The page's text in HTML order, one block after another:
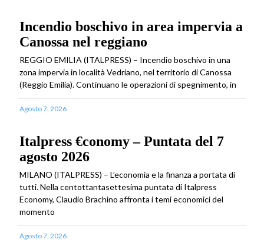
Incendio boschivo in area impervia a
Canossa nel reggiano
REGGIO EMILIA (ITALPRESS) – Incendio boschivo in una
zona impervia in località Vedriano, nel territorio di Canossa
(Reggio Emilia). Continuano le operazioni di spegnimento, in
Agosto 7, 2026
Italpress €conomy – Puntata del 7
agosto 2026
MILANO (ITALPRESS) – L’economia e la finanza a portata di
tutti. Nella centottantasettesima puntata di Italpress
Economy, Claudio Brachino affronta i temi economici del
momento
Agosto 7, 2026